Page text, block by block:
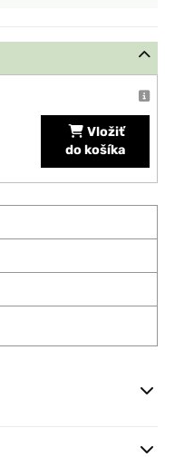
Vložiť
do košíka